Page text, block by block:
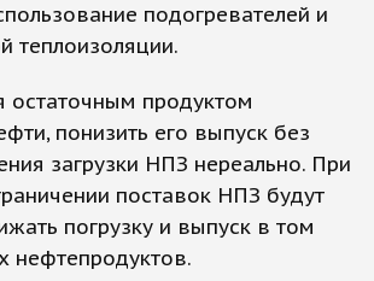
подогревателей и
теплоизоляции.
остаточным продуктом
понизить его выпуск без
загрузки НПЗ нереально. При
поставок НПЗ будут
погрузку и выпуск в том
нефтепродуктов.